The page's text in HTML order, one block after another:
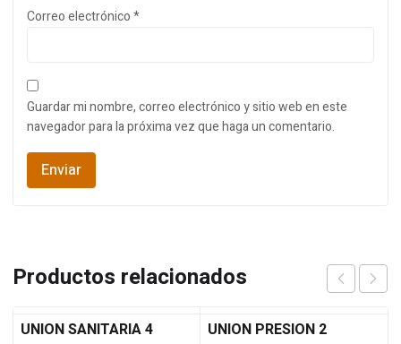
Correo electrónico*
Guardar mi nombre, correo electrónico y sitio web en este
navegador para la próxima vez que haga un comentario.
Productos relacionados
UNION SANITARIA 4 UNION PRESION 2